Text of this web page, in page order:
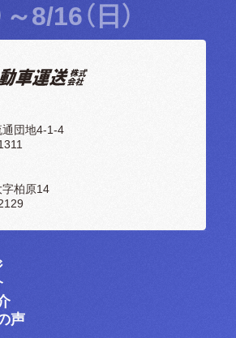
団地4-1-4
柏原14
8/16（日）
声